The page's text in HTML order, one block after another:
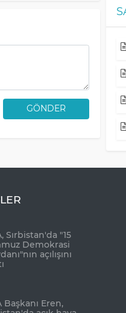
GÖNDER
Sırbistan'da "15
Demokrasi
açılışını
Başkanı Eren,